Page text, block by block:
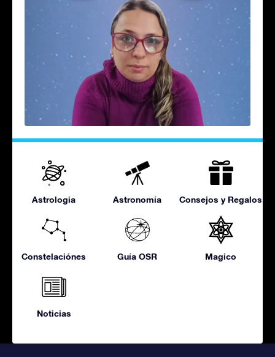
Astrologia Astronomía Consejos y Regalos
Constelaciónes Guía OSR Magico
Noticias